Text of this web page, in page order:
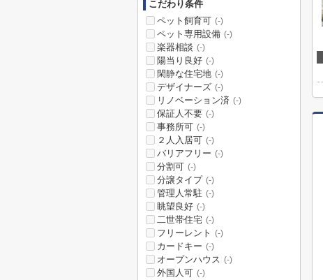
こだわり条件
ペット飼育可 (-)
ペット専用設備 (-)
楽器相談 (-)
陽当り良好 (-)
閑静な住宅地 (-)
デザイナーズ (-)
リノベーション済 (-)
保証人不要 (-)
事務所可 (-)
２人入居可 (-)
バリアフリー (-)
分割可 (-)
分譲タイプ (-)
管理人常駐 (-)
眺望良好 (-)
二世帯住宅 (-)
フリーレント (-)
カードキー (-)
オープンハウス (-)
外国人可 (-)